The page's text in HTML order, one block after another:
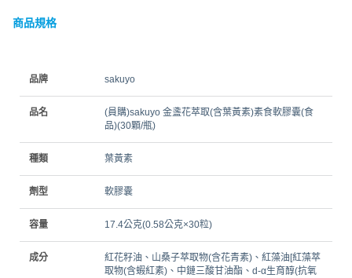
商品規格
品牌 sakuyo
品名
(員購)sakuyo 金盞花萃取(含葉黃素)素食軟膠囊(食
品)(30顆/瓶)
種類 葉黃素
劑型 軟膠囊
容量 17.4公克(0.58公克×30粒)
成分
紅花籽油、山桑子萃取物(含花青素)、紅藻油[紅藻萃
取物(含蝦紅素)、中鏈三酸甘油酯、d-α生育醇(抗氧